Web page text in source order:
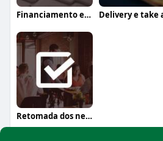
Financiamento e crédito
Retomada dos negócios